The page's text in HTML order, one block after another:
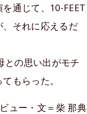
通じて、10-FEET
それに応えるだ
との思い出がモチ
もらった。
ュー・文＝柴 那典